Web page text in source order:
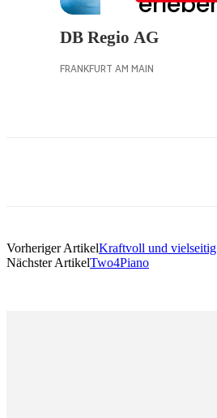
Vorheriger ArtikelKraftvoll und vielseitig
Nächster ArtikelTwo4Piano